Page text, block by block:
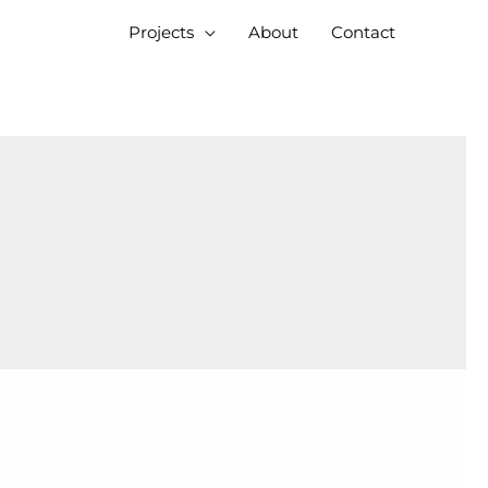
Projects About Contact